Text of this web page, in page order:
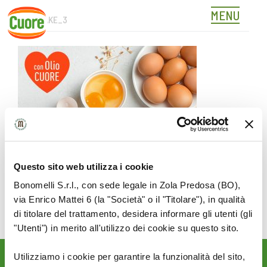
Questo sito web utilizza i cookie
Bonomelli S.r.l., con sede legale in Zola Predosa (BO),
via Enrico Mattei 6 (la "Società" o il "Titolare"), in qualità
di titolare del trattamento, desidera informare gli utenti (gli
"Utenti") in merito all'utilizzo dei cookie su questo sito.
Utilizziamo i cookie per garantire la funzionalità del sito,
Skip
content
MENU
PLUMCAKE_3